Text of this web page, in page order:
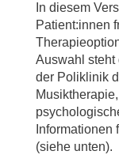
In diesem
Patient:innen
Auswahl steht
der Poliklinik
(siehe unten).